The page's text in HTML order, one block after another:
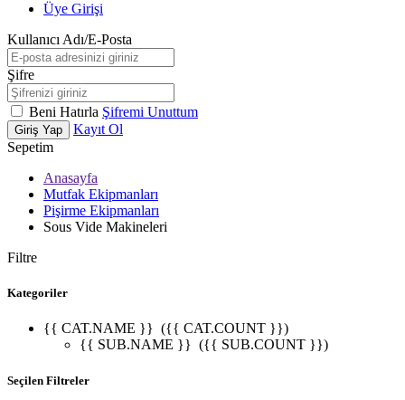
Üye Girişi
Kullanıcı Adı/E-Posta
Şifre
Beni Hatırla Şifremi Unuttum
Giriş Yap
Kayıt Ol
Sepetim
Anasayfa
Mutfak Ekipmanları
Pişirme Ekipmanları
Sous Vide Makineleri
Filtre
Kategoriler
{{ CAT.NAME }} ({{ CAT.COUNT }})
{{ SUB.NAME }} ({{ SUB.COUNT }})
Seçilen Filtreler